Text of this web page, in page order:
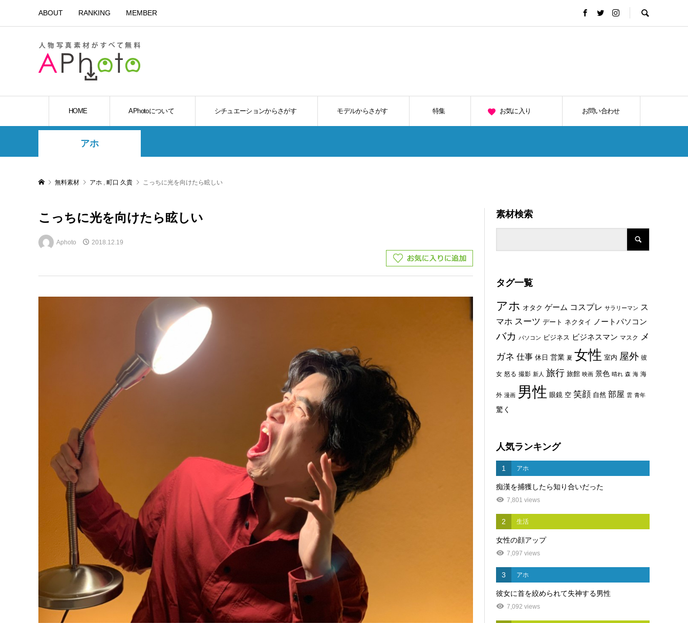
ABOUT RANKING MEMBER
HOME APhotoについて シチュエーションからさがす モデルからさがす 特集 お気に入り お問い合わせ
アホ
無料素材 アホ , 町口 久貴 こっちに光を向けたら眩しい
こっちに光を向けたら眩しい
Aphoto 2018.12.19
素材検索
タグ一覧
アホ オタク ゲーム コスプレ サラリーマン ス
マホ スーツ デート ネクタイ ノートパソコン
バカ パソコン ビジネス ビジネスマン マスク メ
ガネ 仕事 休日 営業 夏 女性 室内 屋外 彼
女 怒る 撮影 新人 旅行 旅館 映画 景色 晴れ 森 海 海
外 漫画 男性 眼鏡 空 笑顔 自然 部屋 雲 青年
驚く
人気ランキング
1 アホ
痴漢を捕獲したら知り合いだった
7,801 views
2 生活
女性の顔アップ
7,097 views
3 アホ
彼女に首を絞められて失神する男性
7,092 views